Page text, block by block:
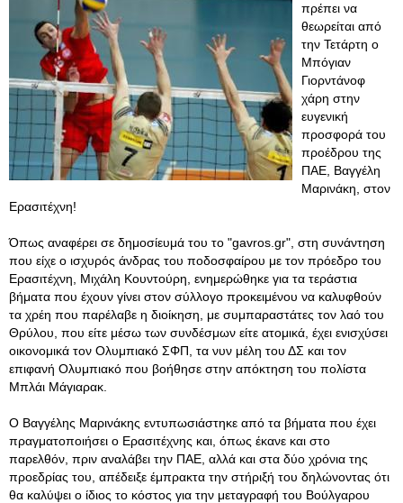
πρέπει να
θεωρείται από
την Τετάρτη ο
Μπόγιαν
Γιορντάνοφ
χάρη στην
ευγενική
προσφορά του
προέδρου της
ΠΑΕ, Βαγγέλη
Μαρινάκη, στον
Ερασιτέχνη!
Όπως αναφέρει σε δημοσίευμά του το "gavros.gr", στη συνάντηση
που είχε ο ισχυρός άνδρας του ποδοσφαίρου με τον πρόεδρο του
Ερασιτέχνη, Μιχάλη Κουντούρη, ενημερώθηκε για τα τεράστια
βήματα που έχουν γίνει στον σύλλογο προκειμένου να καλυφθούν
τα χρέη που παρέλαβε η διοίκηση, με συμπαραστάτες τον λαό του
Θρύλου, που είτε μέσω των συνδέσμων είτε ατομικά, έχει ενισχύσει
οικονομικά τον Ολυμπιακό ΣΦΠ, τα νυν μέλη του ΔΣ και τον
επιφανή Ολυμπιακό που βοήθησε στην απόκτηση του πολίστα
Μπλάι Μάγιαρακ.
Ο Βαγγέλης Μαρινάκης εντυπωσιάστηκε από τα βήματα που έχει
πραγματοποιήσει ο Ερασιτέχνης και, όπως έκανε και στο
παρελθόν, πριν αναλάβει την ΠΑΕ, αλλά και στα δύο χρόνια της
προεδρίας του, απέδειξε έμπρακτα την στήριξή του δηλώνοντας ότι
θα καλύψει ο ίδιος το κόστος για την μεταγραφή του Βούλγαρου